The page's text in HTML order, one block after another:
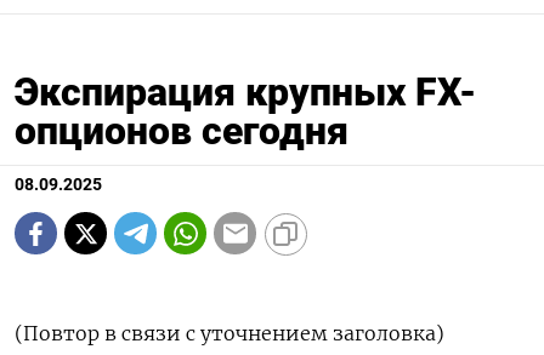
Экспирация крупных FX-
опционов сегодня
08.09.2025
(Повтор в связи с уточнением заголовка)